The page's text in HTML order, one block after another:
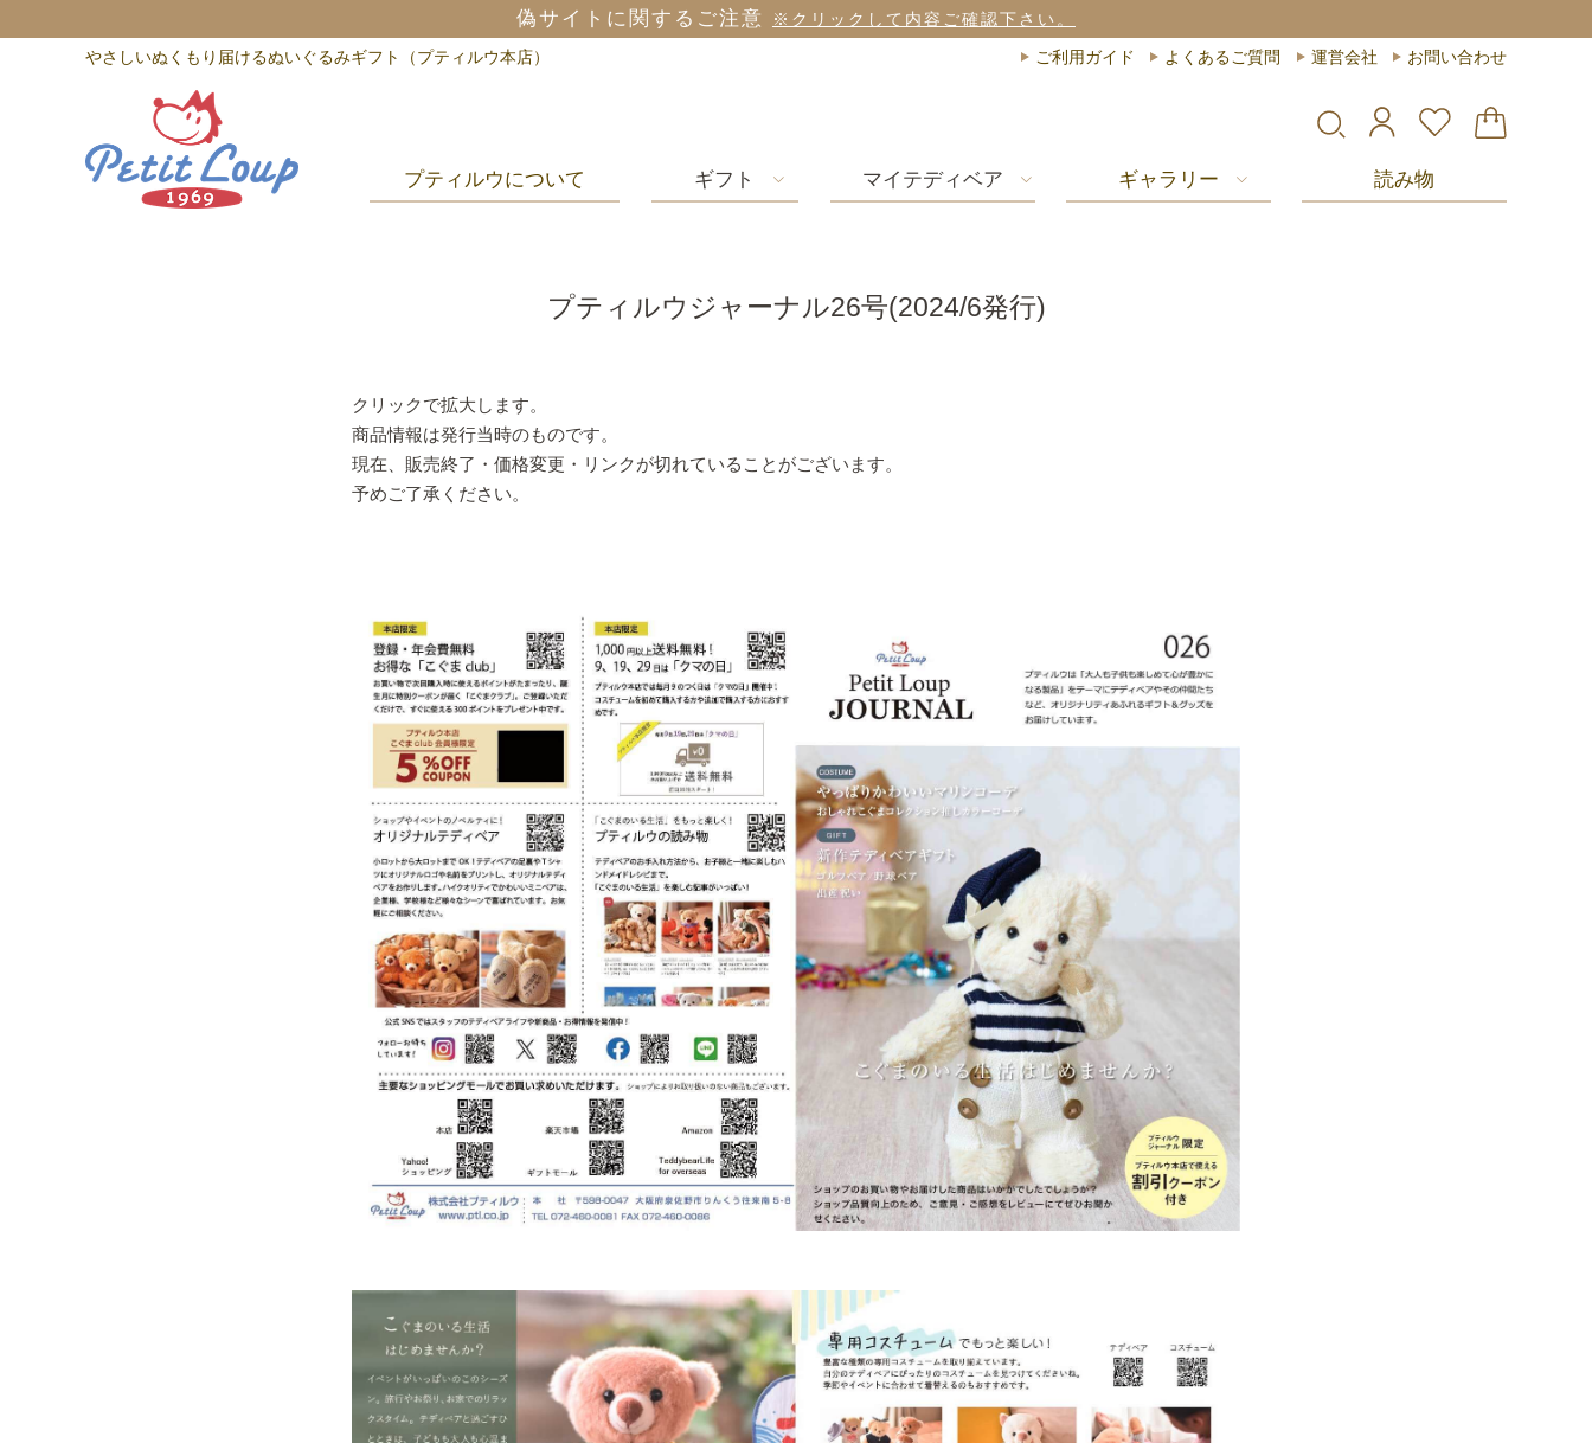
偽サイトに関するご注意 ※クリックして内容ご確認下さい。
やさしいぬくもり届けるぬいぐるみギフト（プティルウ本店） ご利用ガイド よくあるご質問 運営会社 お問い合わせ
プティルウについて ギフト マイテディベア ギャラリー 読み物
プティルウジャーナル26号(2024/6発行)
クリックで拡大します。
商品情報は発行当時のものです。
現在、販売終了・価格変更・リンクが切れていることがございます。
予めご了承ください。